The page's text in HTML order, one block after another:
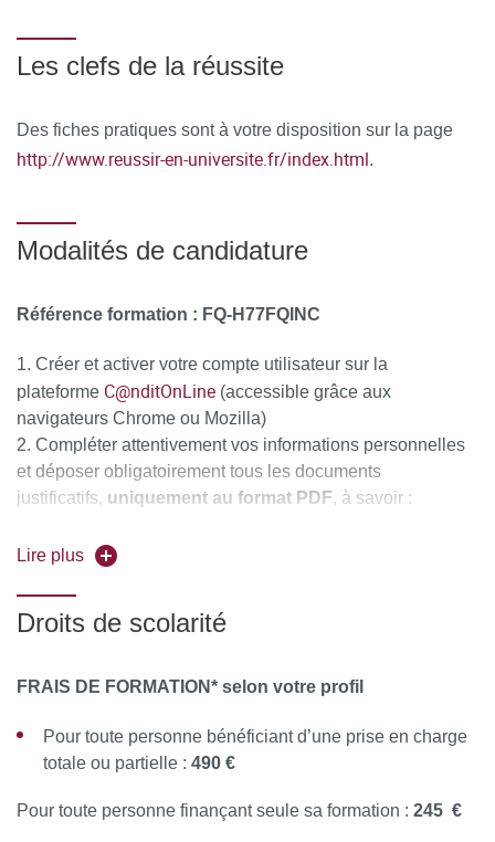
Les clefs de la réussite
Des fiches pratiques sont à votre disposition sur la page
http://www.reussir-en-universite.fr/index.html.
Modalités de candidature
Référence formation : FQ-H77FQINC
Créer et activer votre compte utilisateur sur la
plateforme C@nditOnLine (accessible grâce aux
navigateurs Chrome ou Mozilla)
Compléter attentivement vos informations personnelles
et déposer obligatoirement tous les documents
justificatifs, uniquement au format PDF, à savoir :
de validité (carte nationale d'identité ou passeport)
Le diplôme d'Etat justifiant le niveau d'accès à la
formation souhaitée
Pour les étrangers hors Union Européenne : joindre en
récépissé ou visa en cours de validité
candidature"
Lire plus
Droits de scolarité
FRAIS DE FORMATION* selon votre profil
Pour toute personne bénéficiant d’une prise en charge
totale ou partielle : 490 €
Pour toute personne finançant seule sa formation : 245 €